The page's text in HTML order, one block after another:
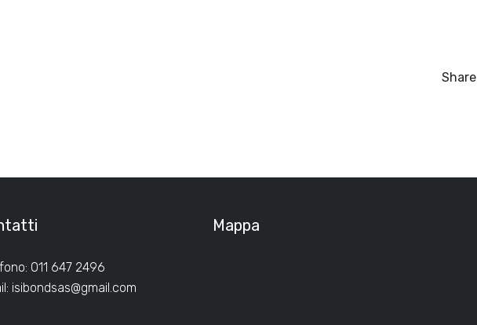
Share
011 647 2496
isibondsas@gmail.com
Mappa